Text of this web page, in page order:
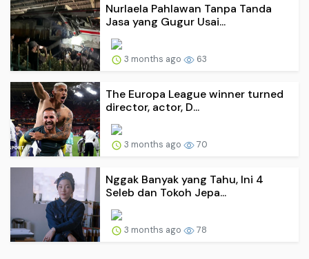
Nurlaela Pahlawan Tanpa Tanda
Jasa yang Gugur Usai...
3 months ago 63
The Europa League winner turned
director, actor, D...
3 months ago 70
Nggak Banyak yang Tahu, Ini 4
Seleb dan Tokoh Jepa...
3 months ago 78